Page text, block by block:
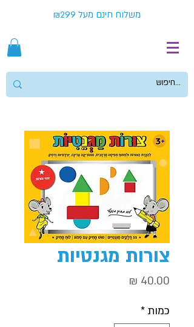
משלוח חינם מעל ₪299
צורות מגנטיות
כמות*